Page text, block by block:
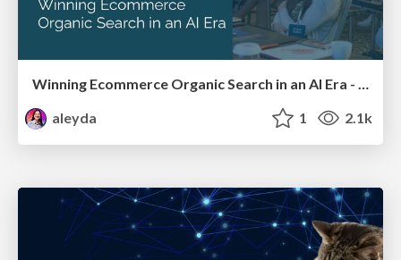
Winning Ecommerce Organic Search in an AI Era - #searchnstuff2025
aleyda
1 2.1k